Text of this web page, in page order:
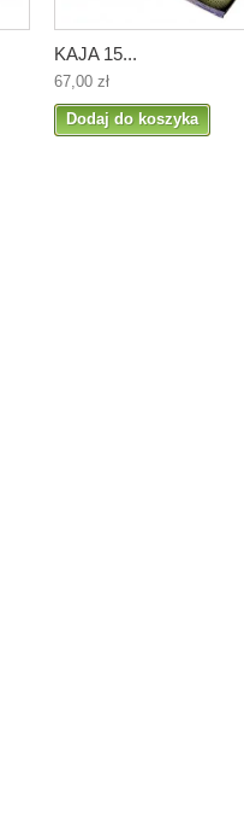
KAJA 15...
67,00 zł
Dodaj do koszyka